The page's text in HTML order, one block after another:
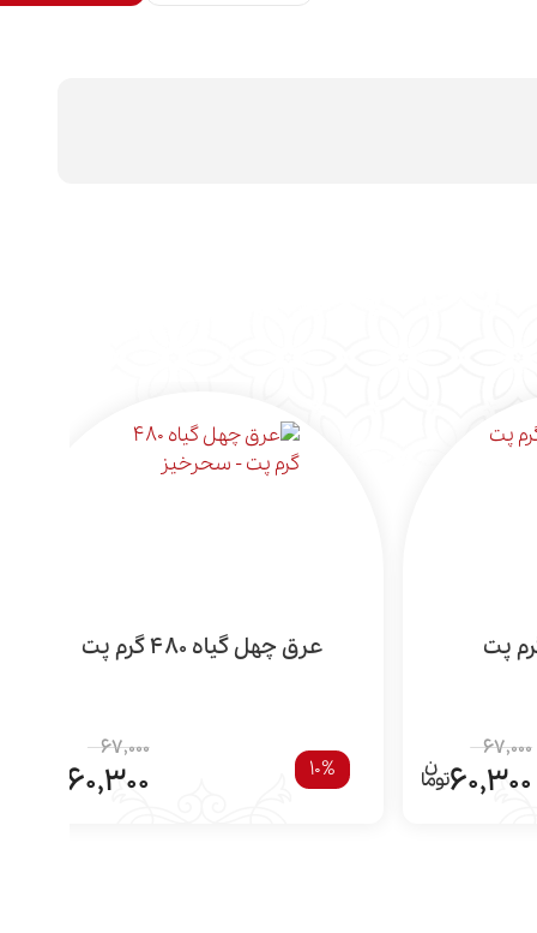
67,000
60,300
عرق چهل گیاه 480 گرم پت
10%
67,000
60,300